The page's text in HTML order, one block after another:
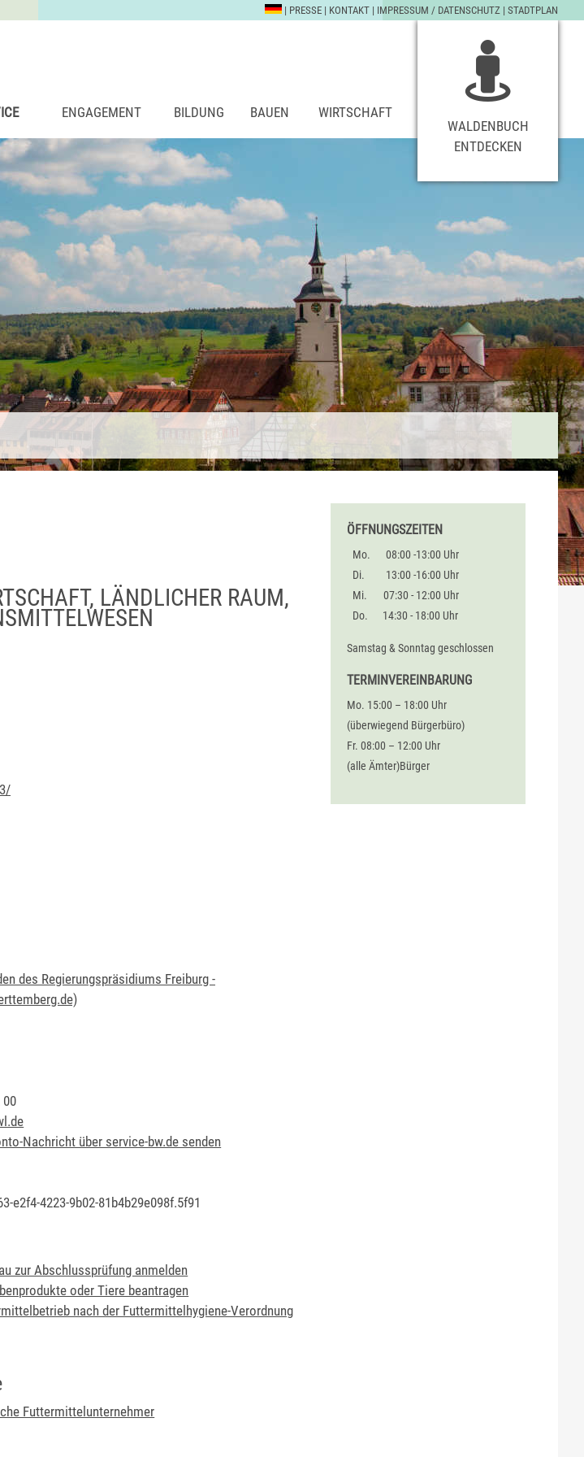
| PRESSE | KONTAKT | IMPRESSUM / DATENSCHUTZ | STADTPLAN
ENGAGEMENT BILDUNG BAUEN
WIRTSCHAFT
WALDENBUCH
ENTDECKEN
LÄNDLICHER RAUM,
des Regierungspräsidiums Freiburg -
00
Nachricht über service-bw.de senden
e2f4-4223-9b02-81b4b29e098f.5f91
zur Abschlussprüfung anmelden
oder Tiere beantragen
nach der Futtermittelhygiene-Verordnung
Futtermittelunternehmer
ÖFFNUNGSZEITEN
Mo.
08:00 -13:00 Uhr
Di.
13:00 -16:00 Uhr
Mi.
07:30 - 12:00 Uhr
Do.
14:30 - 18:00 Uhr
Samstag & Sonntag geschlossen
TERMINVEREINBARUNG
Mo. 15:00 – 18:00 Uhr
(überwiegend Bürgerbüro)
Fr. 08:00 – 12:00 Uhr
(alle Ämter)Bürger